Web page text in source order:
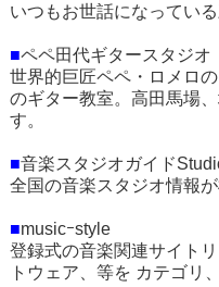
いつもお世話になってい
■ペペ田代ギタースタジオ
世界的巨匠ペペ・ロメロ
のギター教室。高田馬場
す。
■音楽スタジオガイド
全国の音楽スタジオ情報
■musicｰstyle
登録式の音楽関連サイト
トウェア、等を カテゴリ